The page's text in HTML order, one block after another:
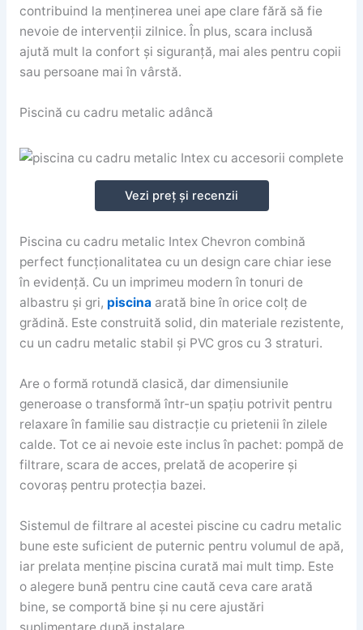
contribuind la menținerea unei ape clare fără să fie
nevoie de intervenții zilnice. În plus, scara inclusă
ajută mult la confort și siguranță, mai ales pentru copii
sau persoane mai în vârstă.
Piscină cu cadru metalic adâncă
Vezi preț și recenzii
Piscina cu cadru metalic Intex Chevron combină
perfect funcționalitatea cu un design care chiar iese
în evidență. Cu un imprimeu modern în tonuri de
albastru și gri, piscinaarată bine în orice colț de
grădină. Este construită solid, din materiale rezistente,
cu un cadru metalic stabil și PVC gros cu 3 straturi.
Are o formă rotundă clasică, dar dimensiunile
generoase o transformă într-un spațiu potrivit pentru
relaxare în familie sau distracție cu prietenii în zilele
calde. Tot ce ai nevoie este inclus în pachet: pompă de
filtrare, scara de acces, prelată de acoperire și
covoraș pentru protecția bazei.
Sistemul de filtrare al acestei piscine cu cadru metalic
bune este suficient de puternic pentru volumul de apă,
iar prelata menține piscina curată mai mult timp. Este
o alegere bună pentru cine caută ceva care arată
bine, se comportă bine și nu cere ajustări